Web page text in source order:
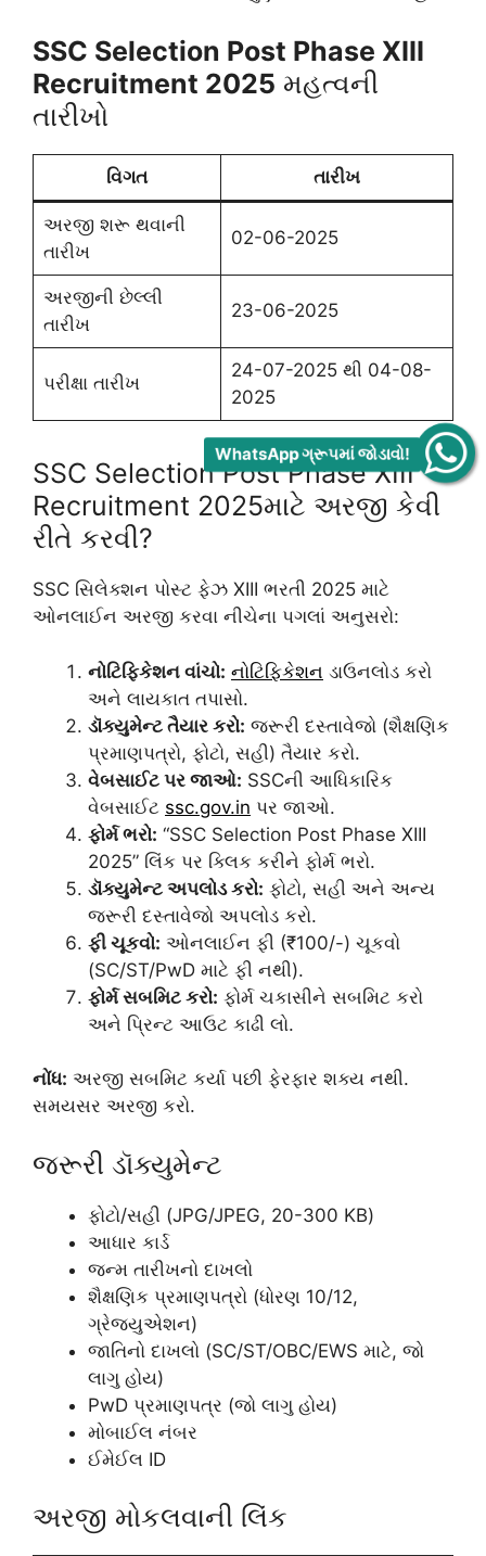
SSC Selection Post Phase XIII
Recruitment 2025 મહત્વની
તારીખો
વિગત તારીખ
અરજી શરૂ થવાની
તારીખ
02-06-2025
અરજીની છેલ્લી
તારીખ
23-06-2025
પરીક્ષા તારીખ
24-07-2025 થી 04-08-
2025
SSC Selection Post Phase XIII
Recruitment 2025માટે અરજી કેવી
રીતે કરવી?
SSC સિલેક્શન પોસ્ટ ફેઝ XIII ભરતી 2025 માટે
ઓનલાઈન અરજી કરવા નીચેના પગલાં અનુસરો:
નોટિફિકેશન વાંચો: નોટિફિકેશન ડાઉનલોડ કરો
અને લાયકાત તપાસો.
ડૉક્યુમેન્ટ તૈયાર કરો: જરૂરી દસ્તાવેજો (શૈક્ષણિક
પ્રમાણપત્રો, ફોટો, સહી) તૈયાર કરો.
વેબસાઈટ પર જાઓ: SSCની આધિકારિક
વેબસાઈટ ssc.gov.in પર જાઓ.
ફોર્મ ભરો: “SSC Selection Post Phase XIII
2025” લિંક પર ક્લિક કરીને ફોર્મ ભરો.
ડૉક્યુમેન્ટ અપલોડ કરો: ફોટો, સહી અને અન્ય
જરૂરી દસ્તાવેજો અપલોડ કરો.
ફી ચૂકવો: ઓનલાઈન ફી (₹100/-) ચૂકવો
(SC/ST/PwD માટે ફી નથી).
ફોર્મ સબમિટ કરો: ફોર્મ ચકાસીને સબમિટ કરો
અને પ્રિન્ટ આઉટ કાઢી લો.
નોંધ: અરજી સબમિટ કર્યા પછી ફેરફાર શક્ય નથી.
સમયસર અરજી કરો.
જરૂરી ડૉક્યુમેન્ટ
ફોટો/સહી (JPG/JPEG, 20-300 KB)
આધાર કાર્ડ
જન્મ તારીખનો દાખલો
શૈક્ષણિક પ્રમાણપત્રો (ધોરણ 10/12,
ગ્રેજ્યુએશન)
જાતિનો દાખલો (SC/ST/OBC/EWS માટે, જો
લાગુ હોય)
PwD પ્રમાણપત્ર (જો લાગુ હોય)
મોબાઈલ નંબર
ઈમેઈલ ID
અરજી મોકલવાની લિંક
WhatsApp ગ્રૂપમાં જોડાવો!